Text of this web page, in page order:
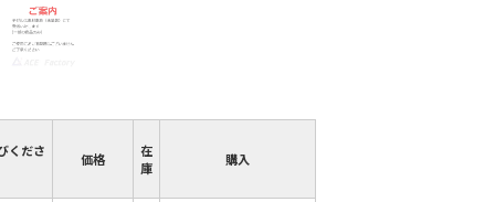
くださ 価格
在
庫
購入